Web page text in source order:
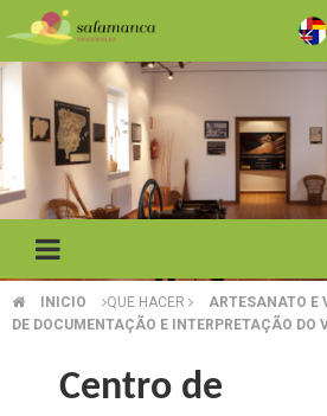
to
main
content
BREADCRUMB
INICIO QUE HACER ARTESANATO E
DE DOCUMENTAÇÃO E INTERPRETAÇÃO DO
Centro de